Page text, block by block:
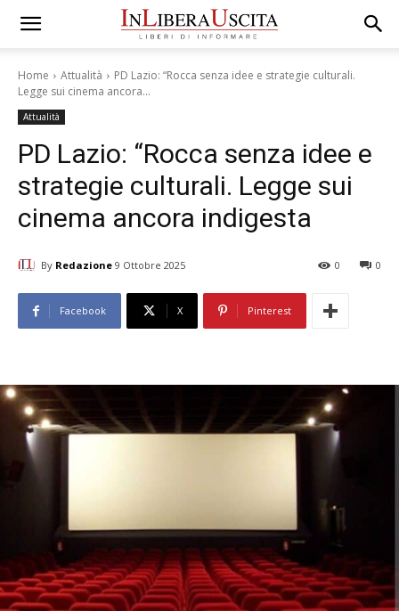
Home Attualità
PD Lazio: “Rocca senza idee e strategie culturali.
Legge sui cinema ancora...
Attualità
PD Lazio: “Rocca senza idee e
strategie culturali. Legge sui
cinema ancora indigesta
By Redazione 9 Ottobre 2025 0
0
Facebook X Pinterest